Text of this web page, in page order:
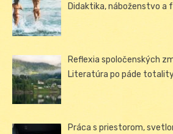
Didaktika, náboženstvo a
Reflexia spoločenských
Literatúra po páde
Práca s priestorom,